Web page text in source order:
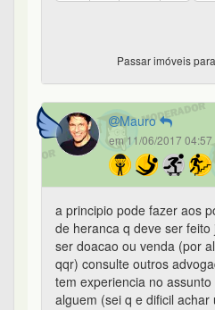
Passar imóveis
Mauro
em 11/06/2017 04:57
a principio pode fazer aos
de heranca q deve ser
ser doacao ou venda (por
qqr) consulte outros
tem experiencia no
alguem (sei q e dificil achar